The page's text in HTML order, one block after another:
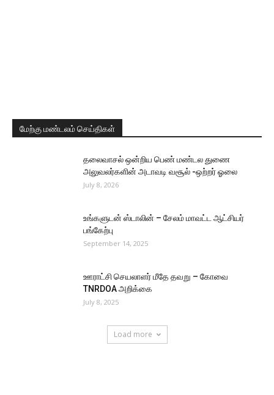
மேற்கு மண்டலம் செய்திகள்
தலைவாசல் ஒன்றிய பெண் மண்டல துணை
அலுவலர்களின் அடாவடி வசூல் -ஒற்றர் ஓலை
July 8, 2026
உங்களுடன் ஸ்டாலின் – சேலம் மாவட்ட ஆட்சியர்
பங்கேற்பு
September 14, 2025
ஊராட்சி செயலாளர் மீதே தவறு – கோவை
TNRDOA அறிக்கை
July 8, 2025
Load more